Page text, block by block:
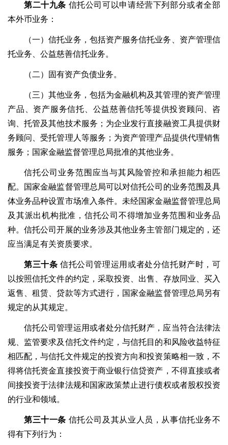
第二十九条 信托公司可以申请经营下列部分或者全部
本外币业务：
（一）信托业务，包括资产服务信托业务、资产管理信
托业务、公益慈善信托业务。
（二）固有资产负债业务。
（三）其他业务，包括为金融机构及其管理的资产管理
产品、资产服务信托、公益慈善信托等提供投资顾问、咨
询、托管及其他技术服务；为企业发行直接融资工具提供财
务顾问、受托管理人等服务；为资产管理产品提供代理销售
服务；国家金融监督管理总局批准的其他业务。
信托公司业务范围应当与其风险管控和承担能力相匹
配。国家金融监督管理总局可以对信托公司的业务范围及具
体业务品种设置市场准入条件。未经国家金融监督管理总局
及其派出机构批准，信托公司不得增加业务范围和业务品
种。信托公司开展的业务涉及其他业务主管部门规定的，还
应当满足有关资质要求。
第三十条 信托公司管理运用或者处分信托财产时，可
以按照信托文件的约定，采取投资、出售、存放同业、买入
返售、租赁、贷款等方式进行，国家金融监督管理总局另有
规定的从其规定。
信托公司管理运用或者处分信托财产，应当符合法律法
规、监管要求及信托文件约定，与信托目的和风险收益特征
相匹配，与信托文件规定的投资方向和投资策略相一致，不
得将信托资金直接投资于商业银行信贷资产，不得直接或者
间接投资于法律法规和国家政策禁止进行债权或者股权投资
的行业和领域。
第三十一条 信托公司及其从业人员，从事信托业务不
得有下列行为：